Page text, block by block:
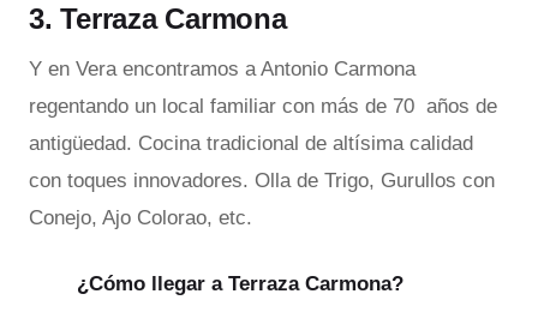
3. Terraza Carmona
Y en Vera encontramos a Antonio Carmona
regentando un local familiar con más de 70 años de
antigüedad. Cocina tradicional de altísima calidad
con toques innovadores. Olla de Trigo, Gurullos con
Conejo, Ajo Colorao, etc.
¿Cómo llegar a Terraza Carmona?